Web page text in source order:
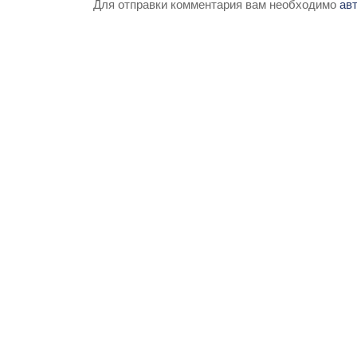
Для отправки комментария вам необходимо